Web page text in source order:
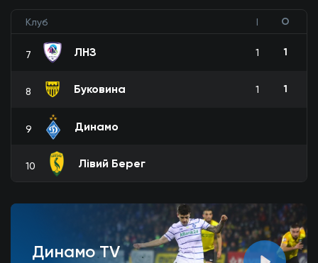
Клуб І О
7 ЛНЗ 1 1
8 Буковина 1 1
9 Динамо
10 Лівий Берег
Динамо TV